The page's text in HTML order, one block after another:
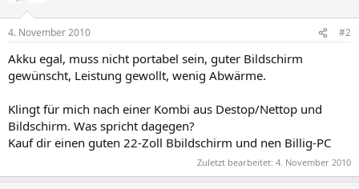
4. November 2010 #2
Akku egal, muss nicht portabel sein, guter Bildschirm
gewünscht, Leistung gewollt, wenig Abwärme.
Klingt für mich nach einer Kombi aus Destop/Nettop und
Bildschirm. Was spricht dagegen?
Kauf dir einen guten 22-Zoll Bbildschirm und nen Billig-PC
Zuletzt bearbeitet: 4. November 2010